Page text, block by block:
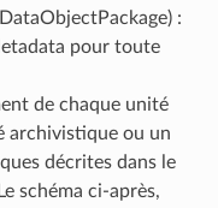
:
pour toute
de chaque unité
archivistique ou un
décrites dans le
schéma ci-après,